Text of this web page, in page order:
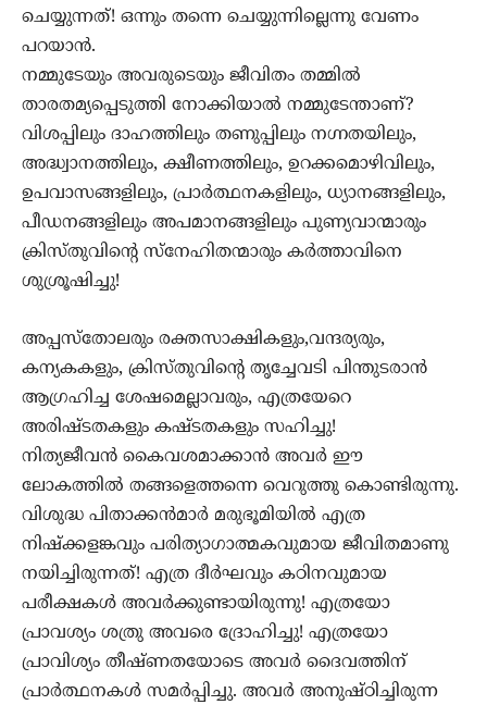
ചെയ്യുന്നത്! ഒന്നും തന്നെ ചെയ്യുന്നില്ലെന്നു വേണം
പറയാൻ.
നമ്മുടേയും അവരുടെയും ജീവിതം തമ്മിൽ
താരതമ്യപ്പെടുത്തി നോക്കിയാൽ നമ്മുടേന്താണ്?
വിശപ്പിലും ദാഹത്തിലും തണുപ്പിലും നഗ്നതയിലും,
അദ്ധ്വാനത്തിലും, ക്ഷീണത്തിലും, ഉറക്കമൊഴിവിലും,
ഉപവാസങ്ങളിലും, പ്രാർത്ഥനകളിലും, ധ്യാനങ്ങളിലും,
പീഡനങ്ങളിലും അപമാനങ്ങളിലും പുണ്യവാന്മാരും
ക്രിസ്തുവിന്റെ സ്നേഹിതന്മാരും കർത്താവിനെ
ശുശ്രൂഷിച്ചു!
അപ്പസ്തോലരും രക്തസാക്ഷികളും,വന്ദര്യരും,
കന്യകകളും, ക്രിസ്തുവിന്റെ തൃച്ചേവടി പിന്തുടരാൻ
ആഗ്രഹിച്ച ശേഷമെല്ലാവരും, എത്രയേറെ
അരിഷ്ടതകളും കഷ്ടതകളും സഹിച്ചു!
നിത്യജീവൻ കൈവശമാക്കാൻ അവർ ഈ
ലോകത്തിൽ തങ്ങളെത്തന്നെ വെറുത്തു കൊണ്ടിരുന്നു.
വിശുദ്ധ പിതാക്കൻമാർ മരുഭൂമിയിൽ എത്ര
നിഷ്ക്കളങ്കവും പരിത്യാഗാത്മകവുമായ ജീവിതമാണു
നയിച്ചിരുന്നത്! എത്ര ദീർഘവും കഠിനവുമായ
പരീക്ഷകൾ അവർക്കുണ്ടായിരുന്നു! എത്രയോ
പ്രാവശ്യം ശത്രു അവരെ ദ്രോഹിച്ചു! എത്രയോ
പ്രാവിശ്യം തീഷ്ണതയോടെ അവർ ദൈവത്തിന്
പ്രാർത്ഥനകൾ സമർപ്പിച്ചു. അവർ അനുഷ്ഠിച്ചിരുന്ന